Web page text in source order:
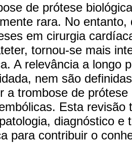
de prótese
rara. No
em cirurgia
tornou-se mais
A relevância a longo
nem são
a trombose de
Esta
diagnóstico e
para contribuir o